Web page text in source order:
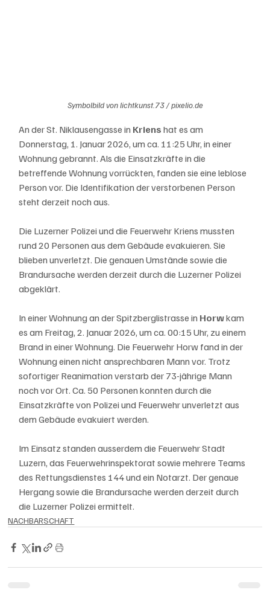
Symbolbild von lichtkunst.73 / pixelio.de
An der St. Niklausengasse in Kriens hat es am
Donnerstag, 1. Januar 2026, um ca. 11:25 Uhr, in einer
Wohnung gebrannt. Als die Einsatzkräfte in die
betreffende Wohnung vorrückten, fanden sie eine leblose
Person vor. Die Identifikation der verstorbenen Person
steht derzeit noch aus.
Die Luzerner Polizei und die Feuerwehr Kriens mussten
rund 20 Personen aus dem Gebäude evakuieren. Sie
blieben unverletzt. Die genauen Umstände sowie die
Brandursache werden derzeit durch die Luzerner Polizei
abgeklärt.
In einer Wohnung an der Spitzberglistrasse in Horw kam
es am Freitag, 2. Januar 2026, um ca. 00:15 Uhr, zu einem
Brand in einer Wohnung. Die Feuerwehr Horw fand in der
Wohnung einen nicht ansprechbaren Mann vor. Trotz
sofortiger Reanimation verstarb der 73-jährige Mann
noch vor Ort. Ca. 50 Personen konnten durch die
Einsatzkräfte von Polizei und Feuerwehr unverletzt aus
dem Gebäude evakuiert werden.
Im Einsatz standen ausserdem die Feuerwehr Stadt
Luzern, das Feuerwehrinspektorat sowie mehrere Teams
des Rettungsdienstes 144 und ein Notarzt. Der genaue
Hergang sowie die Brandursache werden derzeit durch
die Luzerner Polizei ermittelt.
NACHBARSCHAFT